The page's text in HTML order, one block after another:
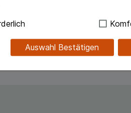
Hierbei handelt es sich um
für die Wiedererkennung
Auswahl Bestätigen
beachten!